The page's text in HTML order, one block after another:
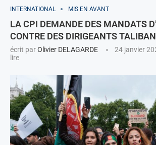
INTERNATIONAL MIS EN AVANT
LA CPI DEMANDE DES MANDATS
CONTRE DES DIRIGEANTS TALIBAN
écrit parOlivier DELAGARDE 24 janvier
lire